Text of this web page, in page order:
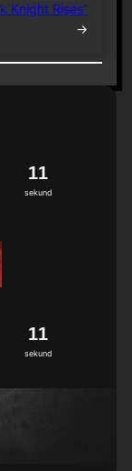
Knight Rises”
→
sekund
10
1
sekund
10
1